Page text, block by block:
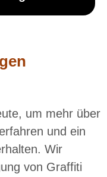
um mehr über
und ein
Wir
von Graffiti